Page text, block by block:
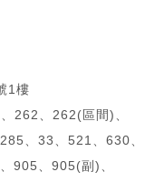
1樓
262、262(區間)、
、33、521、630、
905、905(副)、